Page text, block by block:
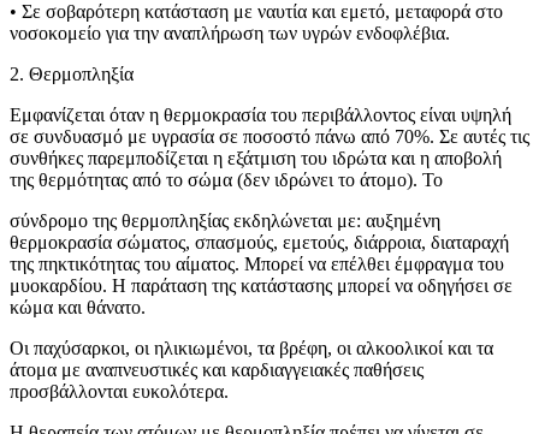
• Σε σοβαρότερη κατάσταση με ναυτία και εμετό, μεταφορά στο
νοσοκομείο για την αναπλήρωση των υγρών ενδοφλέβια.
2. Θερμοπληξία
Εμφανίζεται όταν η θερμοκρασία του περιβάλλοντος είναι υψηλή
σε συνδυασμό με υγρασία σε ποσοστό πάνω από 70%. Σε αυτές τις
συνθήκες παρεμποδίζεται η εξάτμιση του ιδρώτα και η αποβολή
της θερμότητας από το σώμα (δεν ιδρώνει το άτομο). Το
σύνδρομο της θερμοπληξίας εκδηλώνεται με: αυξημένη
θερμοκρασία σώματος, σπασμούς, εμετούς, διάρροια, διαταραχή
της πηκτικότητας του αίματος. Μπορεί να επέλθει έμφραγμα του
μυοκαρδίου. Η παράταση της κατάστασης μπορεί να οδηγήσει σε
κώμα και θάνατο.
Οι παχύσαρκοι, οι ηλικιωμένοι, τα βρέφη, οι αλκοολικοί και τα
άτομα με αναπνευστικές και καρδιαγγειακές παθήσεις
προσβάλλονται ευκολότερα.